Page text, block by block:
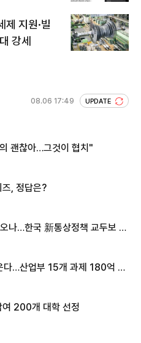
제 지원·빌
강세
08.06 17:49 UPDATE
괜찮아…그것이 협치"
, 정답은?
나…한국 新통상정책 교두보 활
다…산업부 15개 과제 180억 지
여 200개 대학 선정